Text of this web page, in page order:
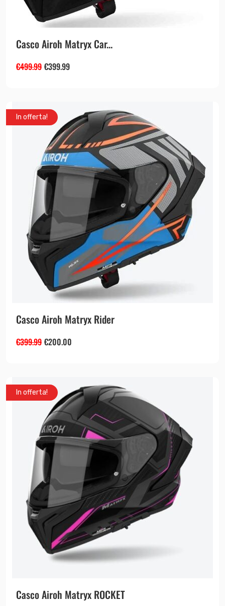
Casco Airoh Matryx Car...
€499.99 €399.99
In offerta!
Casco Airoh Matryx Rider
€399.99 €200.00
In offerta!
Casco Airoh Matryx ROCKET